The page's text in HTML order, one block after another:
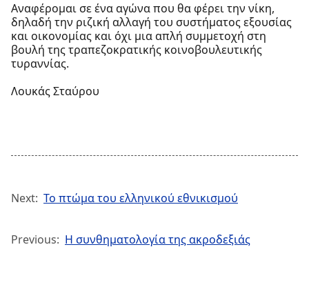
Αναφέρομαι σε ένα αγώνα που θα φέρει την νίκη,
δηλαδή την ριζική αλλαγή του συστήματος εξουσίας
και οικονομίας και όχι μια απλή συμμετοχή στη
βουλή της τραπεζοκρατικής κοινοβουλευτικής
τυραννίας.
Λουκάς Σταύρου
Next: Το πτώμα του ελληνικού εθνικισμού
Previous: Η συνθηματολογία της ακροδεξιάς